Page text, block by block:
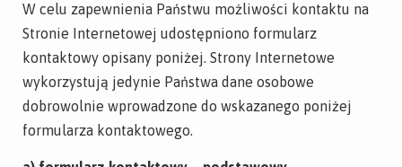
W celu zapewnienia Państwu możliwości kontaktu na
Stronie Internetowej udostępniono formularz
kontaktowy opisany poniżej. Strony Internetowe
wykorzystują jedynie Państwa dane osobowe
dobrowolnie wprowadzone do wskazanego poniżej
formularza kontaktowego.